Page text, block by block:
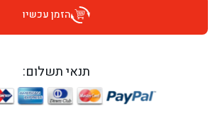
בן גל - היובלים 26, הוד השרון - הוד השרון
הזמן עכשיו
תנאי תשלום: